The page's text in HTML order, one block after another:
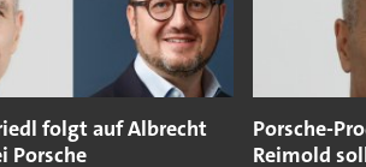
folgt auf Albrecht
Porsche
Porsche-
Reimold